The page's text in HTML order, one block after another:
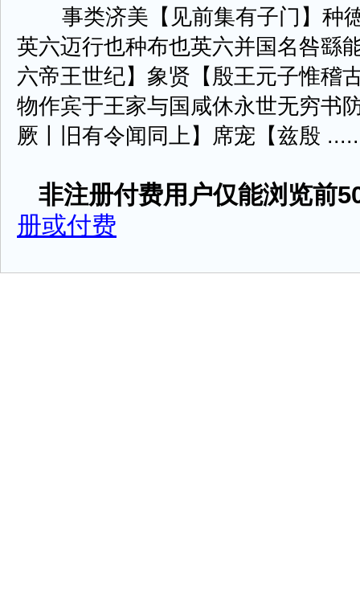
事类济美【见前集有子门】种
英六迈行也种布也英六并国名咎繇
六帝王世纪】象贤【殷王元子惟稽
物作宾于王家与国咸休永世无穷书
厥丨旧有令闻同上】席宠【兹殷
非注册付费用户仅能浏览前
册或付费